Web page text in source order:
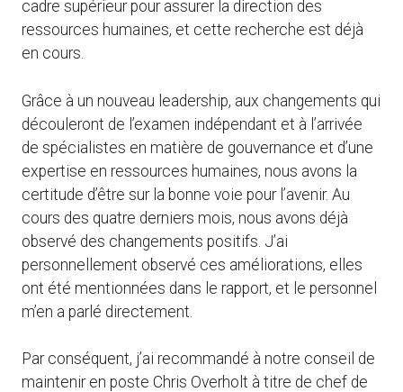
cadre supérieur pour assurer la direction des
ressources humaines, et cette recherche est déjà
en cours.
Grâce à un nouveau leadership, aux changements qui
découleront de l’examen indépendant et à l’arrivée
de spécialistes en matière de gouvernance et d’une
expertise en ressources humaines, nous avons la
certitude d’être sur la bonne voie pour l’avenir. Au
cours des quatre derniers mois, nous avons déjà
observé des changements positifs. J’ai
personnellement observé ces améliorations, elles
ont été mentionnées dans le rapport, et le personnel
m’en a parlé directement.
Par conséquent, j’ai recommandé à notre conseil de
maintenir en poste Chris Overholt à titre de chef de